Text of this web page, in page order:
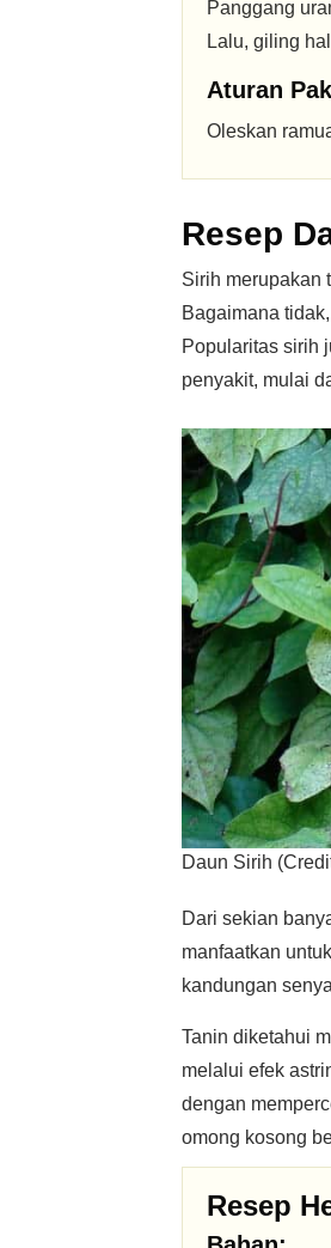
Panggang
Lalu, giling
Aturan
Oleskan
Resep
Sirih merupakan
Bagaimana
Popularitas sirih
penyakit, mulai
Daun Sirih
Dari sekian
manfaatkan
kandungan
Tanin diketahui
melalui efek
dengan
omong kosong
Resep